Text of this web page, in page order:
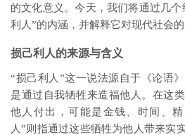
的文化意义。今天，我们将通过几
利人”的内涵，并解释它对现代社会的
损己利人的来源与含义
“损己利人”这一说法源自于《论语
是通过自我牺牲来造福他人。在这
他人付出，可能是金钱、时间、
人”则指通过这些牺牲为他人带来实